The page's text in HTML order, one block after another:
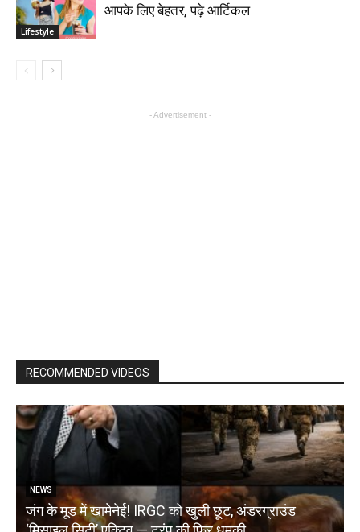
Lifestyle
आपके लिए बेहतर, पढ़े आर्टिकल
- Advertisement -
RECOMMENDED VIDEOS
NEWS
जंग के मूड में खामेनेई! IRGC को खुली छूट, अंडरग्राउंड